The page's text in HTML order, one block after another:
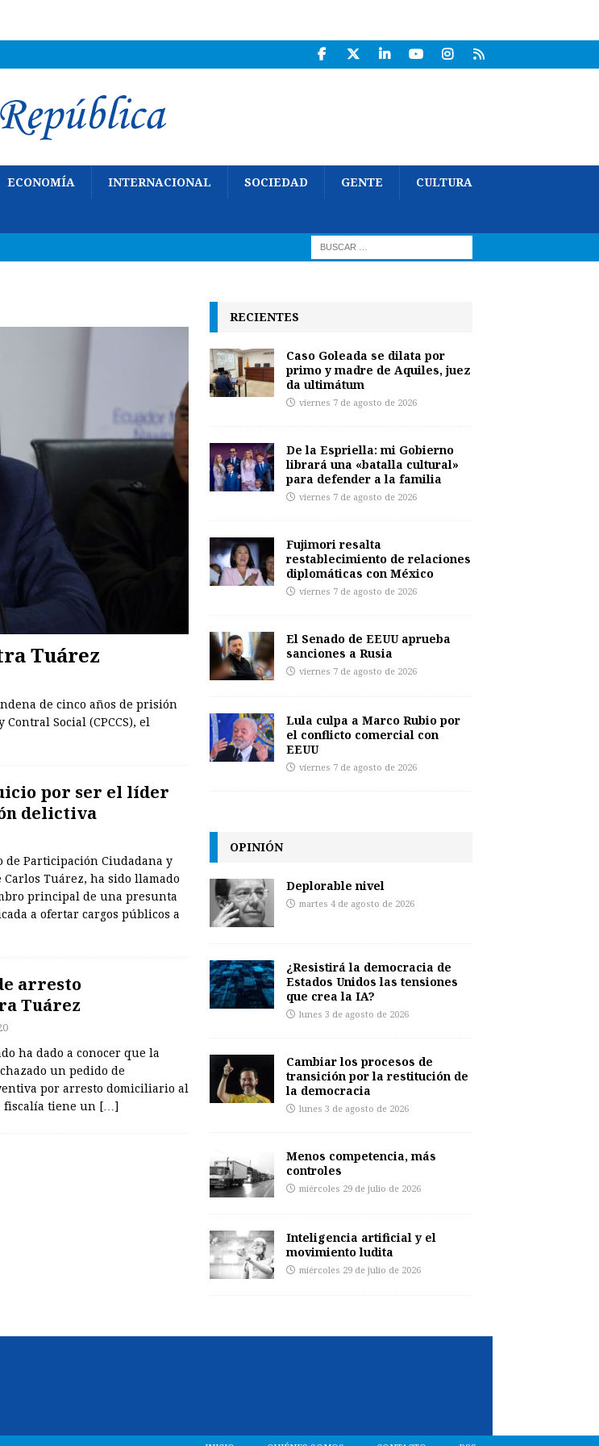
ECONOMÍA INTERNACIONAL SOCIEDAD GENTE CULTURA
Tuárez
de cinco años de prisión
Social (CPCCS), el
por ser el líder
delictiva
de Participación Ciudadana y
Carlos Tuárez, ha sido llamado
principal de una presunta
a ofertar cargos públicos a
arresto
Tuárez
ha dado a conocer que la
un pedido de
por arresto domiciliario al
fiscalía tiene un […]
RECIENTES
Caso Goleada se dilata por
primo y madre de Aquiles, juez
da ultimátum
viernes 7 de agosto de 2026
De la Espriella: mi Gobierno
librará una «batalla cultural»
para defender a la familia
viernes 7 de agosto de 2026
Fujimori resalta
restablecimiento de relaciones
diplomáticas con México
viernes 7 de agosto de 2026
El Senado de EEUU aprueba
sanciones a Rusia
viernes 7 de agosto de 2026
Lula culpa a Marco Rubio por
el conflicto comercial con
EEUU
viernes 7 de agosto de 2026
OPINIÓN
Deplorable nivel
martes 4 de agosto de 2026
¿Resistirá la democracia de
Estados Unidos las tensiones
que crea la IA?
lunes 3 de agosto de 2026
Cambiar los procesos de
transición por la restitución de
la democracia
lunes 3 de agosto de 2026
Menos competencia, más
controles
miércoles 29 de julio de 2026
Inteligencia artificial y el
movimiento ludita
miércoles 29 de julio de 2026